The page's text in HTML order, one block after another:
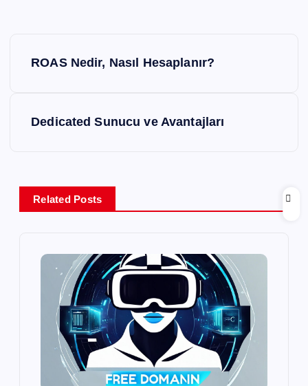
g
e
ROAS Nedir, Nasıl Hesaplanır?
Dedicated Sunucu ve Avantajları
Related Posts